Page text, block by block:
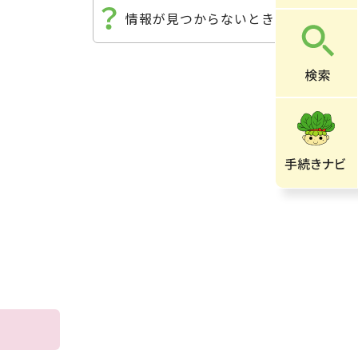
情報が見つからないときは